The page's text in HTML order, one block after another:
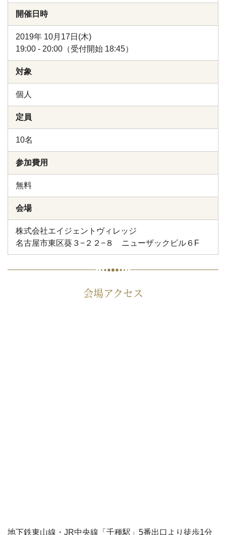
開催日時
2019年 10月17日(木)
19:00 - 20:00（受付開始 18:45）
対象
個人
定員
10名
参加費用
無料
会場
株式会社エイジェントヴィレッジ
名古屋市東区葵３−２２−８ ニューザックビル６F
会場アクセス
地下鉄東山線・JR中央線「千種駅」5番出口より徒歩1分